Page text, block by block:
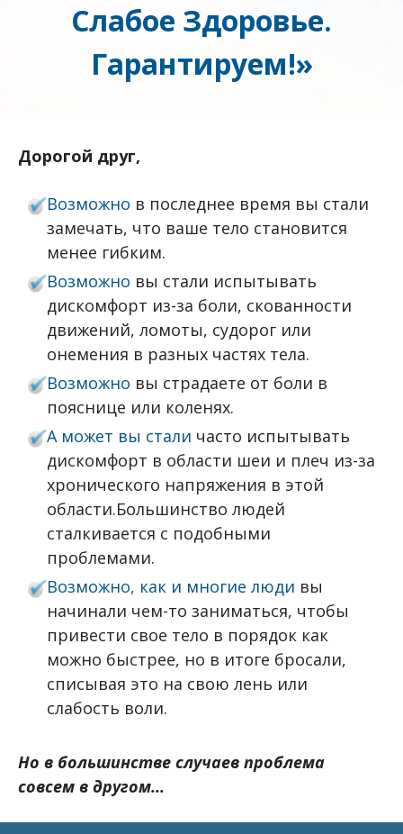
Слабое Здоровье.
Гарантируем!»
Дорогой друг,
Возможно в последнее время вы стали
замечать, что ваше тело становится
менее гибким.
Возможно вы стали испытывать
дискомфорт из-за боли, скованности
движений, ломоты, судорог или
онемения в разных частях тела.
Возможно вы страдаете от боли в
пояснице или коленях.
А может вы стали часто испытывать
дискомфорт в области шеи и плеч из-за
хронического напряжения в этой
области.Большинство людей
сталкивается с подобными
проблемами.
Возможно, как и многие люди вы
начинали чем-то заниматься, чтобы
привести свое тело в порядок как
можно быстрее, но в итоге бросали,
списывая это на свою лень или
слабость воли.
Но в большинстве случаев проблема
совсем в другом...